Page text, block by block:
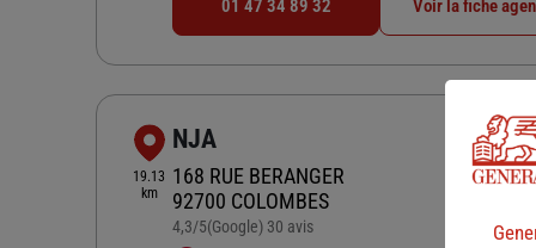
01 47 34 89 32 Voir la fiche
19.13
km
NJA
168 RUE BERANGER
92700 COLOMBES
4,3/5Note de 4.3 sur 5
(Google) 30 avis